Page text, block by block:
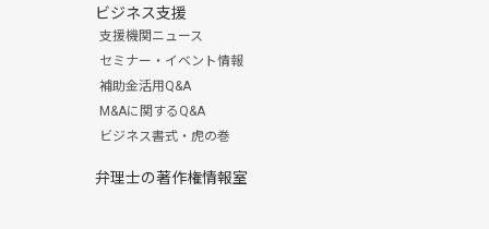
ビジネス支援
支援機関ニュース
セミナー・イベント情報
補助金活用Q&A
M&Aに関するQ&A
ビジネス書式・虎の巻
弁理士の著作権情報室